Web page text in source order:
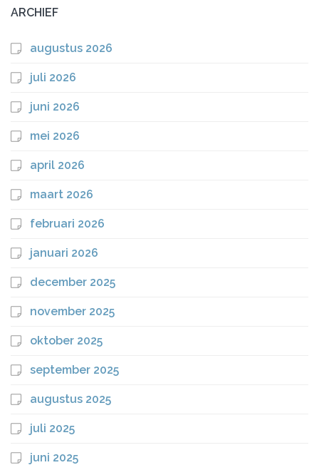
ARCHIEF
augustus 2026
juli 2026
juni 2026
mei 2026
april 2026
maart 2026
februari 2026
januari 2026
december 2025
november 2025
oktober 2025
september 2025
augustus 2025
juli 2025
juni 2025